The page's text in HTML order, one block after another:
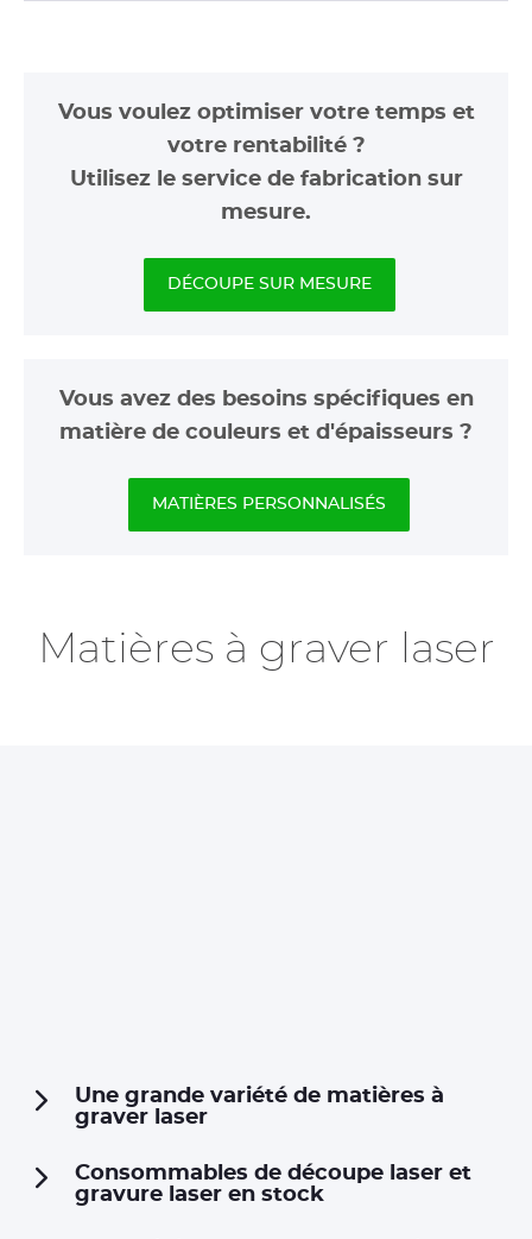
Vous voulez optimiser votre temps et
votre rentabilité ?
Utilisez le service de fabrication sur
mesure.
DÉCOUPE SUR MESURE
Vous avez des besoins spécifiques en
matière de couleurs et d'épaisseurs ?
MATIÈRES PERSONNALISÉS
Matières à graver laser
Une grande variété de matières à
graver laser
Consommables de découpe laser et
gravure laser en stock